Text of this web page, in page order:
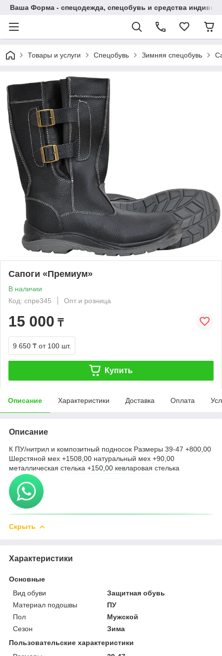
Ваша Форма - спецодежда, спецобувь и средства
Товары и услуги Спецобувь Зимняя спецобувь
Сапоги «Премиум»
В наличии
Код: спре345
Опт и розница
15 000 ₸
9 650 ₸ от 100 шт.
Купить
Описание Характеристики Доставка Оплата
Описание
К ПУ/нитрил и композитный подносок Размеры 39-47 +800,00
Шерстяной мех +1508,00 натуральный мех +90,00
металлическая стелька +150,00 кевларовая стелька
Скрыть
Характеристики
Основные
Вид обуви
Защитная обувь
Материал подошвы
ПУ
Пол
Мужской
Сезон
Зима
Пользовательские характеристики